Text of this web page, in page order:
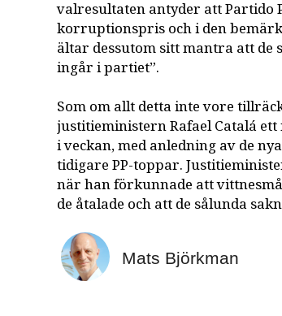
valresultaten antyder att Partido
korruptionspris och i den
ältar dessutom sitt mantra att de
ingår i partiet”.
Som om allt detta inte vore
justitieministern Rafael Catalá
i veckan, med anledning av de
tidigare PP-toppar.
när han förkunnade att
de åtalade och att de sålunda
Mats Björkman